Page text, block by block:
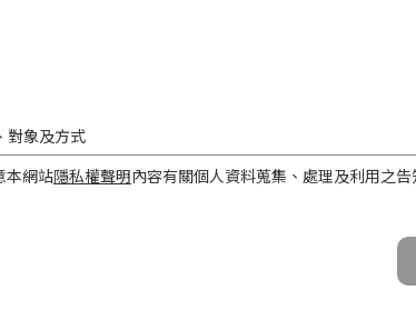
對象及方式
間及依法令規定應為保存之期間。
本網站隱私權聲明內容有關個人資料蒐集、處理及利用之告